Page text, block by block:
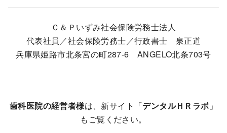
Ｃ＆Ｐいずみ社会保険労務士法人
代表社員／社会保険労務士／行政書士 泉正道
兵庫県姫路市北条宮の町287-6 ANGELO北条703号
歯科医院の経営者様は、新サイト「デンタルＨＲラボ 」
もご覧ください。